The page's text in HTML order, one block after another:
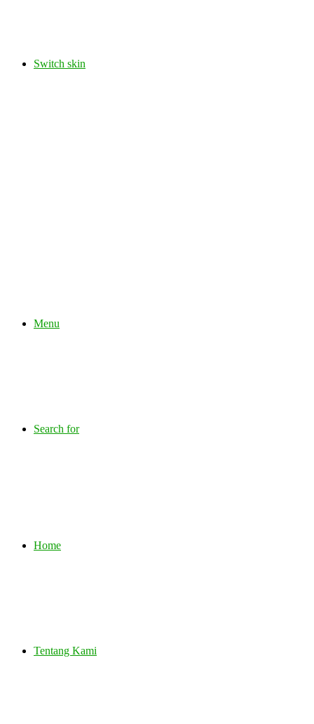
Switch skin
Menu
Search for
Home
Tentang Kami